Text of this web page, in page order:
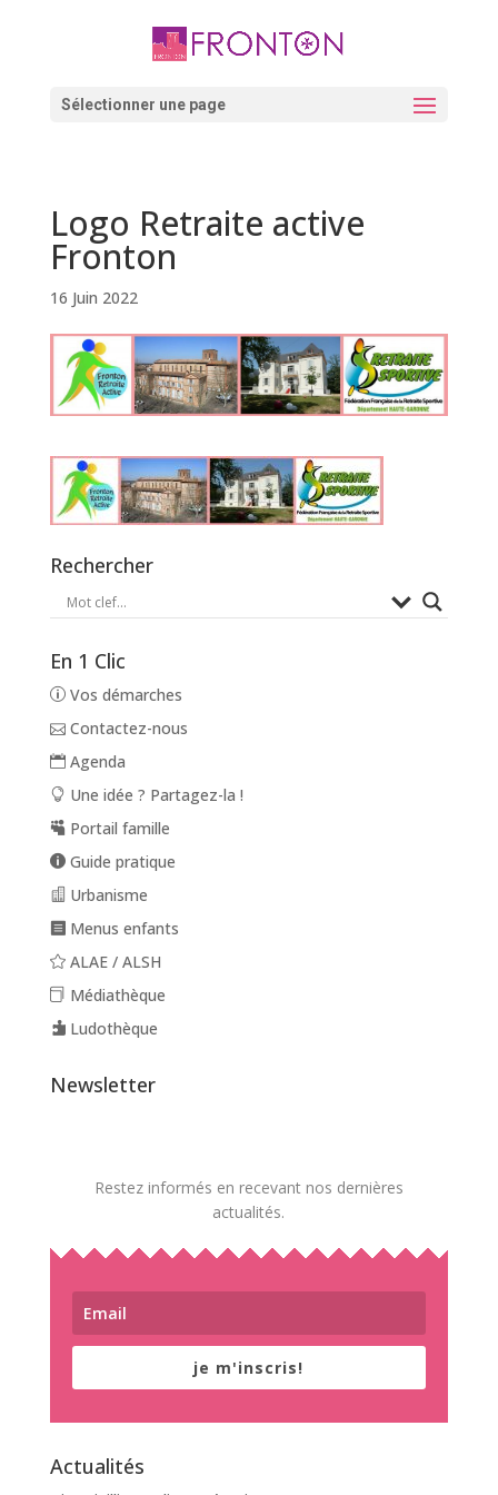
Sélectionner une page
Logo Retraite active
Fronton
16 Juin 2022
Rechercher
En 1 Clic
Vos démarches
Contactez-nous
Agenda
Une idée ? Partagez-la !
Portail famille
Guide pratique
Urbanisme
Menus enfants
ALAE / ALSH
Médiathèque
Ludothèque
Newsletter
Restez informés en recevant nos dernières
actualités.
je m'inscris!
Actualités